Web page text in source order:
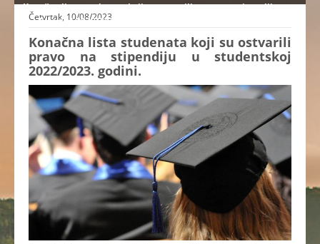
Konačna lista studenata koji su ostvarili pravo na stipendiju u
studentskoj 2022/2023. godini.
Četvrtak, 10/08/2023
Konačna lista studenata koji su ostvarili
pravo na stipendiju u studentskoj
2022/2023. godini.